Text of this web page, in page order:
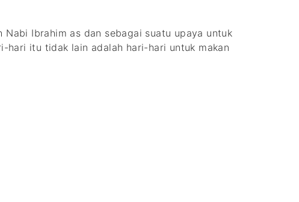
Ibrahim as dan sebagai suatu upaya untuk
hari itu tidak lain adalah hari-hari untuk makan